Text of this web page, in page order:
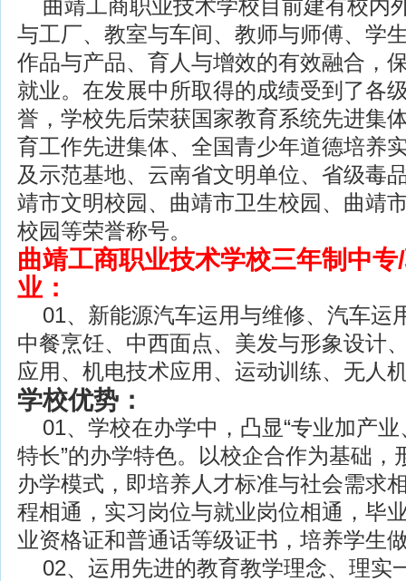
曲靖工商职业技术学校目前建有校内
与工厂、教室与车间、教师与师傅、学
作品与产品、育人与增效的有效融合，
就业。在发展中所取得的成绩受到了各
誉，学校先后荣获国家教育系统先进集
育工作先进集体、全国青少年道德培养
及示范基地、云南省文明单位、省级毒
靖市文明校园、曲靖市卫生校园、曲靖
校园等荣誉称号。
曲靖工商职业技术学校三年制中
业：
01、新能源汽车运用与维修、汽车运
中餐烹饪、中西面点、美发与形象设计
应用、机电技术应用、运动训练、无人
学校优势：
01、学校在办学中，凸显“专业加产业
特长”的办学特色。以校企合作为基础，
办学模式，即培养人才标准与社会需求
程相通，实习岗位与就业岗位相通，毕
业资格证和普通话等级证书，培养学生
02、运用先进的教育教学理念、理实